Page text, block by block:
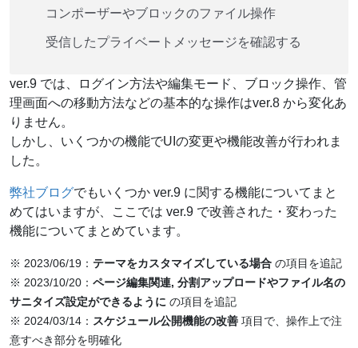
コンポーザーやブロックのファイル操作
受信したプライベートメッセージを確認する
ver.9 では、ログイン方法や編集モード、ブロック操作、管
理画面への移動方法などの基本的な操作はver.8 から変化あ
りません。
しかし、いくつかの機能でUIの変更や機能改善が行われま
した。
弊社ブログでもいくつか ver.9 に関する機能についてまと
めてはいますが、ここでは ver.9 で改善された・変わった
機能についてまとめています。
※ 2023/06/19： テーマをカスタマイズしている場合 の項目を追記
※ 2023/10/20： ページ編集関連, 分割アップロードやファイル名の
サニタイズ設定ができるように の項目を追記
※ 2024/03/14： スケジュール公開機能の改善 項目で、操作上で注
意すべき部分を明確化